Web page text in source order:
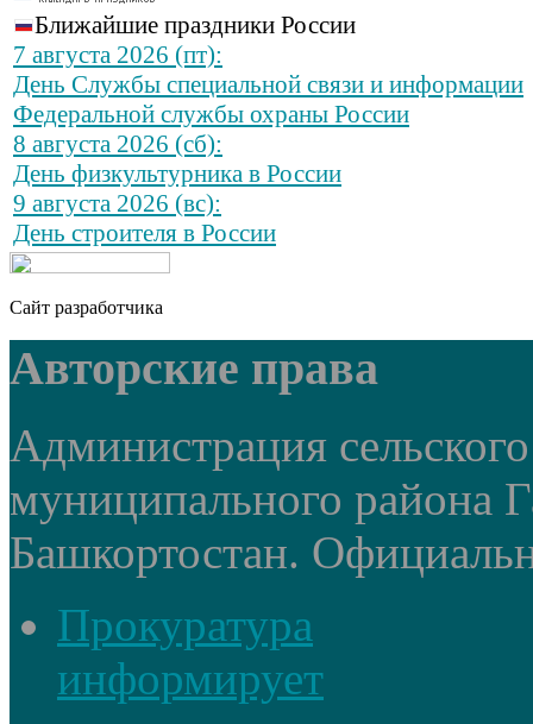
Ближайшие праздники России
7 августа 2026 (пт):
День Службы специальной связи и информации
Федеральной службы охраны России
8 августа 2026 (сб):
День физкультурника в России
9 августа 2026 (вс):
День строителя в России
Сайт разработчика
Авторские права
Администрация
муниципального района
Башкортостан.
Прокуратура
информирует